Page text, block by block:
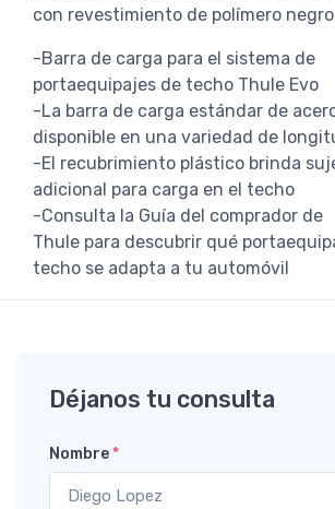
con revestimiento de polímero
-Barra de carga para el sistema de
portaequipajes de techo Thule Evo
-La barra de carga estándar de
disponible en una variedad de
-El recubrimiento plástico brinda
adicional para carga en el techo
-Consulta la Guía del comprador de
Thule para descubrir qué
techo se adapta a tu automóvil
Déjanos tu consulta
Nombre*